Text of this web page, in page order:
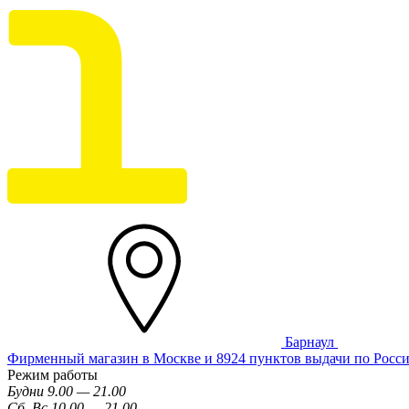
Барнаул
Фирменный магазин в Москве и 8924 пунктов выдачи по
Режим работы
Будни 9.00 — 21.00